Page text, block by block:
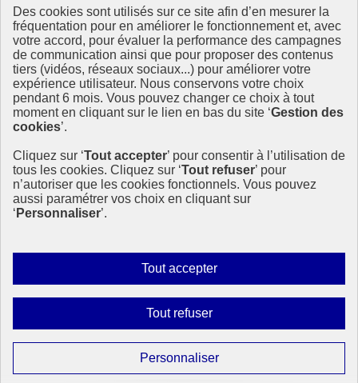
République
Française
Le portail est conçu pour être le point d'accès national à la
déclaration et au dépôt des contrats climat communications
commerciales et transition écologique. Il s'agit d'un site
gouvernemental, produit par le Commissariat général au
développement durable (CGDD), direction du ministère de la
info.gouv.fr- ouvre une nouvelle fenêtre
service-public.fr- ouvre une nouvelle fenêtre
legifrance.gouv.fr/ - ouvre une nouvelle fenêtre
data.gouv.fr/
- ouvre une nouvelle fenêtre
Accessibilité : partiellement conforme
Sauf mention contraire, tous les contenus de ce site sont sous
Des cookies sont utilisés sur ce site afin d’en mesurer la
fréquentation pour en améliorer le fonctionnement et, avec
votre accord, pour évaluer la performance des campagnes
de communication ainsi que pour proposer des contenus
tiers (vidéos, réseaux sociaux...) pour améliorer votre
expérience utilisateur. Nous conservons votre choix
pendant 6 mois. Vous pouvez changer ce choix à tout
moment en cliquant sur le lien en bas du site ‘Gestion des
cookies’.
Cliquez sur ‘Tout accepter’ pour consentir à l’utilisation de
tous les cookies. Cliquez sur ‘Tout refuser’ pour
n’autoriser que les cookies fonctionnels. Vous pouvez
aussi paramétrer vos choix en cliquant sur
‘ Personnaliser’.
Tout accepterAutoriser
tous
Tout refuserInterdire
tous
PersonnaliserParamétrer
les